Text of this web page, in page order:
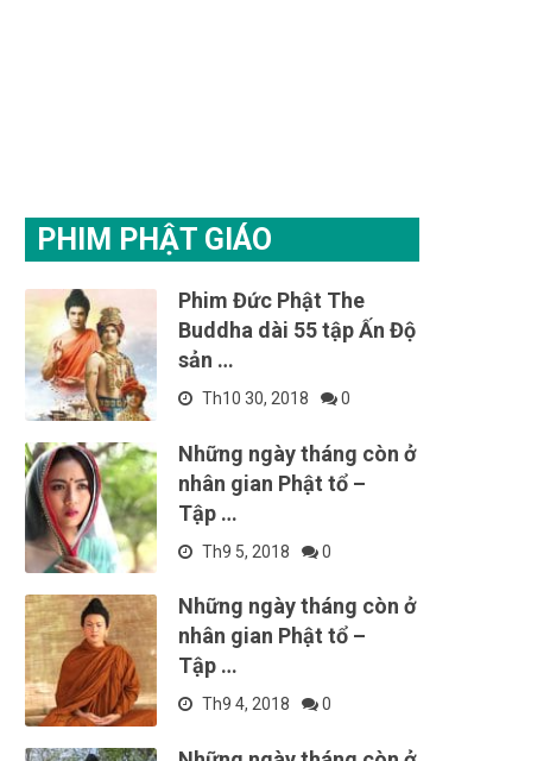
PHIM PHẬT GIÁO
Phim Đức Phật The
Buddha dài 55 tập Ấn Độ
sản …
Th10 30, 2018 0
Những ngày tháng còn ở
nhân gian Phật tổ –
Tập …
Th9 5, 2018 0
Những ngày tháng còn ở
nhân gian Phật tổ –
Tập …
Th9 4, 2018 0